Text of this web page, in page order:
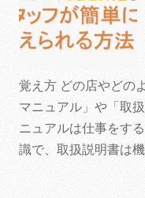
覚え方 どの店やどの
マニュアル」や「取
ニュアルは仕事をす
識で、取扱説明書は